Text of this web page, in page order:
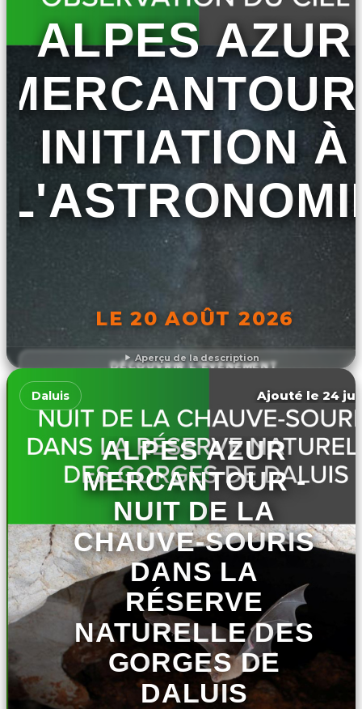
Aperçu de la description
ALPES AZUR
INITIATION À
LE 20 AOÛT 2026
DÉCOUVRIR L'ÉVÉNEMENT
Daluis Ajouté le 24
ALPES AZUR
MERCANTOUR -
NUIT DE LA
CHAUVE-SOURIS
DANS LA
RÉSERVE
NATURELLE DES
GORGES DE
DALUIS